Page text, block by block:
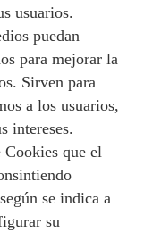
usuarios.
puedan
para mejorar la
Sirven para
a los usuarios,
intereses.
que el
se indica a
su